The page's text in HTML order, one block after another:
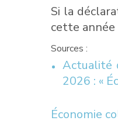
Si la
cette année
Sources :
Actualité
2026 : «
Économie